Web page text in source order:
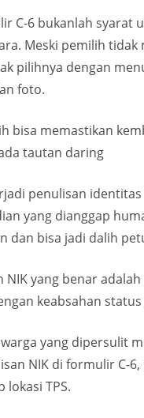
C-6 bukanlah syarat
Meski pemilih tidak
pilihnya dengan
foto.
bisa memastikan
tautan daring
penulisan identitas
yang dianggap
dan bisa jadi dalih
NIK yang benar
keabsahan
yang dipersulit
NIK di formulir C-
lokasi TPS.